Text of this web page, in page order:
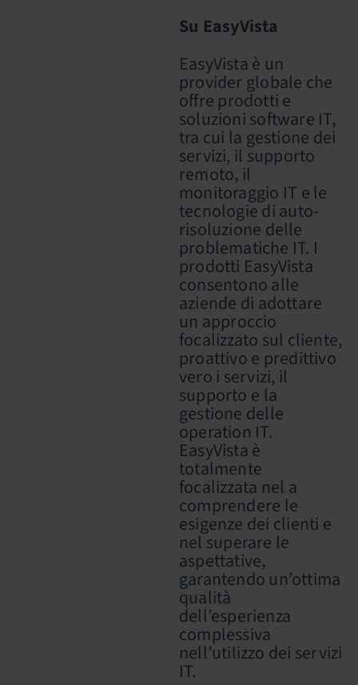
Su EasyVista
EasyVista è un
provider globale che
offre prodotti e
soluzioni software IT,
tra cui la gestione dei
servizi, il supporto
remoto, il
monitoraggio IT e le
tecnologie di auto-
risoluzione delle
problematiche IT. I
prodotti EasyVista
consentono alle
aziende di adottare
un approccio
focalizzato sul cliente,
proattivo e predittivo
vero i servizi, il
supporto e la
gestione delle
operation IT.
EasyVista è
totalmente
focalizzata nel a
comprendere le
esigenze dei clienti e
nel superare le
aspettative,
garantendo un’ottima
qualità
dell’esperienza
complessiva
nell’utilizzo dei servizi
IT.